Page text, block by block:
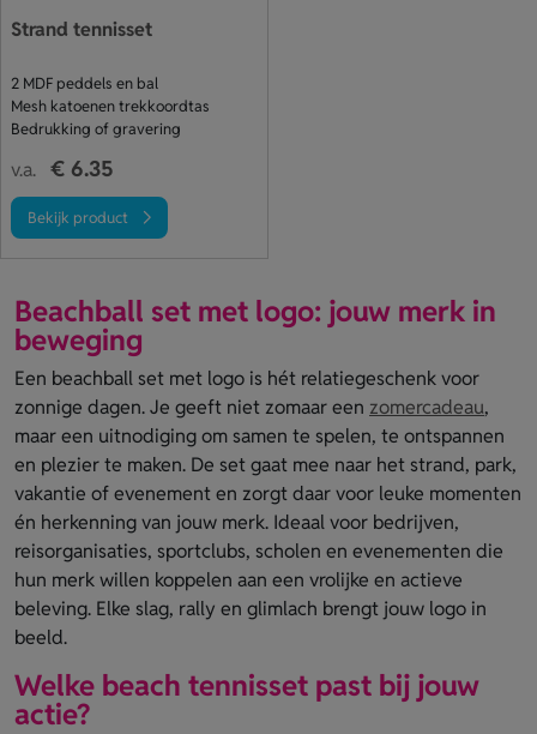
Strand tennisset
2 MDF peddels en bal
Mesh katoenen trekkoordtas
Bedrukking of gravering
v.a. € 6.35
Bekijk product
Beachball set met logo: jouw merk in
beweging
Een beachball set met logo is hét relatiegeschenk voor
zonnige dagen. Je geeft niet zomaar een zomercadeau,
maar een uitnodiging om samen te spelen, te ontspannen
en plezier te maken. De set gaat mee naar het strand, park,
vakantie of evenement en zorgt daar voor leuke momenten
én herkenning van jouw merk. Ideaal voor bedrijven,
reisorganisaties, sportclubs, scholen en evenementen die
hun merk willen koppelen aan een vrolijke en actieve
beleving. Elke slag, rally en glimlach brengt jouw logo in
beeld.
Welke beach tennisset past bij jouw
actie?